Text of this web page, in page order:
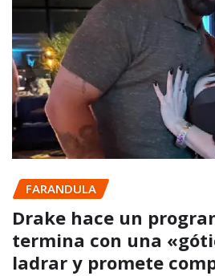
FARANDULA
Drake hace un
termina con una
ladrar y promete